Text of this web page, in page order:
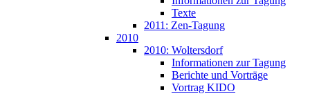
Texte
2011: Zen-Tagung
2010
2010: Woltersdorf
Informationen zur Tagung
Berichte und Vorträge
Vortrag KIDO